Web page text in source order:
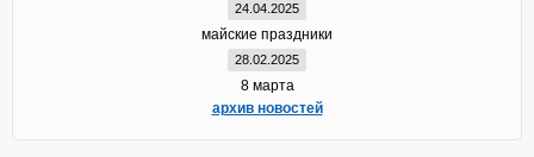
24.04.2025
майские праздники
28.02.2025
8 марта
архив новостей